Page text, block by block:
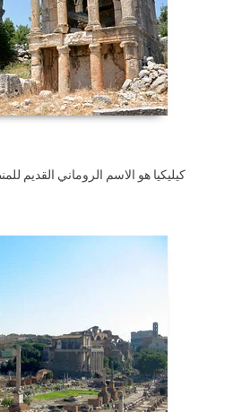
كيليكيا هو الاسم الروماني القديم